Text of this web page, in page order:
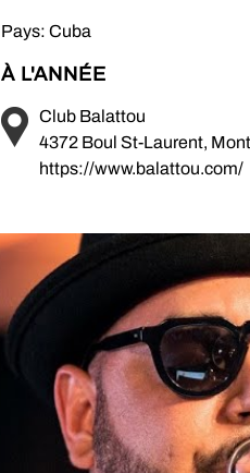
Pays: Cuba
À L'ANNÉE
Club Balattou
4372 Boul St-Laurent,
https://www.balattou.com/